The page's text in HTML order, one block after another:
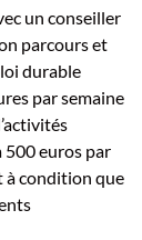
un conseiller
parcours et
durable
par semaine
500 euros par
à condition que